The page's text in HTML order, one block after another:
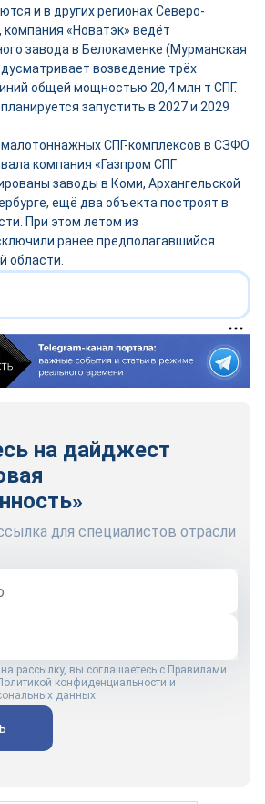
и в других регионах Северо-
«Новатэк» ведёт
завода в Белокаменке (Мурманская
возведение трёх
общей мощностью 20,4 млн т СПГ.
запустить в 2027 и 2029
СПГ-комплексов в СЗФО
компания «Газпром СПГ
заводы в Коми, Архангельской
ещё два объекта построят в
При этом летом из
ранее предполагавшийся
области.
на дайджест
для специалистов отрасли
рассылку, вы соглашаетесь с Правилами
конфиденциальности и
данных